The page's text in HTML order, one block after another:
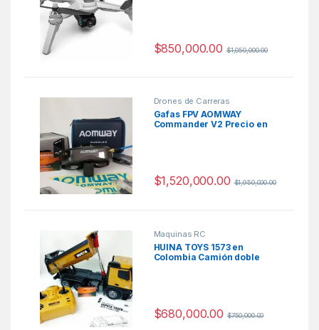
$850,000.00 $1,050,000.00
Drones de Carreras
Gafas FPV AOMWAY
Commander V2 Precio en
$1,520,000.00 $1,950,000.00
Maquinas RC
HUINA TOYS 1573 en
Colombia Camión doble
$680,000.00 $750,000.00